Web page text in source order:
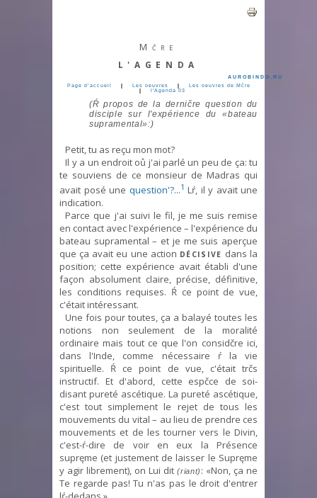
Mčre
L'AGENDA
AUROBINDO.RU
Page d’accueil
Les oeuvres
Les oeuvres de Mčre
l'Agenda 03
(Ŕ propos de la derničre question du
disciple sur l'expérience du «bateau
supramental»:)
Petit, tu as reçu mon mot?
Il y a un endroit oů j'ai parlé un peu de ça: tu
te souviens de ce monsieur de Madras qui
avait posé une question'?...1 Lŕ, il y avait une
indication.
Parce que j'ai suivi le fil, je me suis remise
en contact avec l'expérience – l'expérience du
bateau supramental – et je me suis aperçue
que ça avait eu une action DÉCISIVE dans la
position; cette expérience avait établi d'une
façon absolument claire, précise, définitive,
les conditions requises. Ŕ ce point de vue,
c'était intéressant.
Une fois pour toutes, ça a balayé toutes les
notions non seulement de la moralité
ordinaire mais tout ce que l'on considčre ici,
dans l'Inde, comme nécessaire ŕ la vie
spirituelle. Ŕ ce point de vue, c'était trčs
instructif. Et d'abord, cette espčce de soi-
disant pureté ascétique. La pureté ascétique,
c'est tout simplement le rejet de tous les
mouvements du vital – au lieu de prendre ces
mouvements et de les tourner vers le Divin,
c'est-ŕ-dire de voir en eux la Présence
supręme (et justement de laisser le Supręme
y agir librement), on Lui dit(riant) : «Non, ça ne
Te regarde pas! Tu n'as pas le droit d'entrer